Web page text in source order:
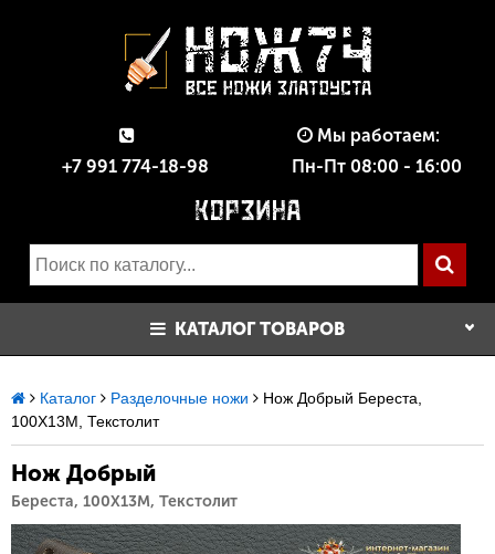
+7 991 774-18-98
Мы работаем:
Пн-Пт 08:00 - 16:00
КАТАЛОГ ТОВАРОВ
Каталог Разделочные ножи
Нож Добрый Береста,
100Х13М, Текстолит
Нож Добрый
Береста, 100Х13М, Текстолит